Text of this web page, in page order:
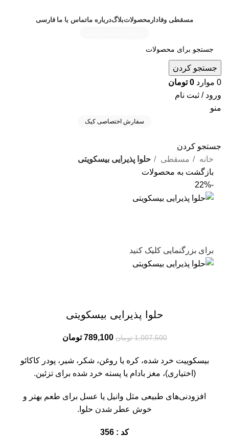
مسقطی وفادار محصولاتبلاگدرباره ماتماس با ما فارسی
جستجو کردن
0 موارد 0 تومان
ورود / ثبت نام
منو
سفارش اختصاصی کیک
جستجو کردن
خانه
مسقطی
حلوا پذیرایی‌ بیسکویتی
بازگشت به محصولات
-22%
برای بزرگنمایی کلیک کنید
حلوا پذیرایی‌ بیسکویتی
1,007,500 تومان 789,100 تومان
بیسکوییت خرد شده، کره یا روغن، شکر، شیر، پودر کاکائو
(اختیاری)، مغز بادام یا پسته خرد شده برای تزئین.
افزودنی‌های طبیعی مثل وانیل یا عسل برای طعم بهتر و
خوش عطر شدن حلوا.
کد : 356